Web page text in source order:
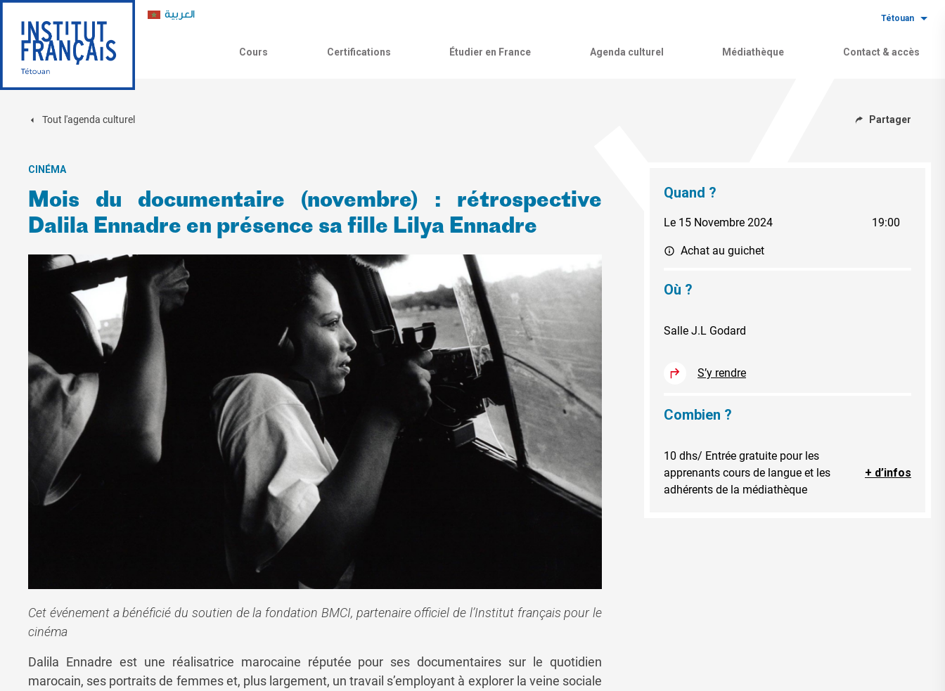
العربية Tétouan
Cours Certifications Étudier en France Agenda culturel Médiathèque Contact & accès
Tout l'agenda culturel Partager
CINÉMA
Mois du documentaire (novembre) : rétrospective
Dalila Ennadre en présence sa fille Lilya Ennadre
Cet événement a bénéficié du soutien de la fondation BMCI, partenaire officiel de l’Institut français pour le
cinéma
Dalila Ennadre est une réalisatrice marocaine réputée pour ses documentaires sur le quotidien
marocain, ses portraits de femmes et, plus largement, un travail s’employant à explorer la veine sociale
Quand ?
Le 15 Novembre 2024 19:00
Achat au guichet
Où ?
Salle J.L Godard
S’y rendre
Combien ?
10 dhs/ Entrée gratuite pour les
apprenants cours de langue et les
adhérents de la médiathèque
+ d’infos